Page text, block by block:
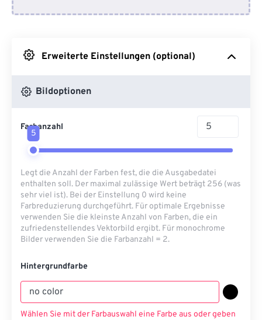
Erweiterte Einstellungen (optional)
Bildoptionen
Farbanzahl
5
Legt die Anzahl der Farben fest, die die Ausgabedatei
enthalten soll. Der maximal zulässige Wert beträgt 256 (was
sehr viel ist). Bei der Einstellung 0 wird keine
Farbreduzierung durchgeführt. Für optimale Ergebnisse
verwenden Sie die kleinste Anzahl von Farben, die ein
zufriedenstellendes Vektorbild ergibt. Für monochrome
Bilder verwenden Sie die Farbanzahl = 2.
Hintergrundfarbe
Wählen Sie mit der Farbauswahl eine Farbe aus oder geben